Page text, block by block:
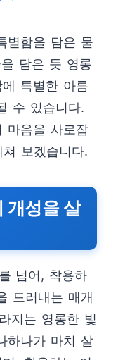
별함을 담은 물
담은 듯 영롱
특별한 아름
수 있습니다.
마음을 사로잡
보겠습니다.
개성을 살
넘어, 착용하
드러내는 매개
지는 영롱한 빛
하나가 마치 살